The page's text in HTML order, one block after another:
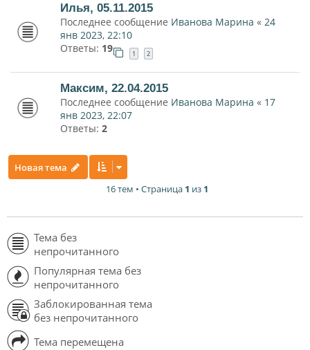
Илья, 05.11.2015
Последнее сообщение Иванова Марина « 24
янв 2023, 22:10
Ответы: 19 1 2
Максим, 22.04.2015
Последнее сообщение Иванова Марина « 17
янв 2023, 22:07
Ответы: 2
Новая тема
16 тем • Страница 1 из 1
Тема без
непрочитанного
Популярная тема без
непрочитанного
Заблокированная тема
без непрочитанного
Тема перемещена